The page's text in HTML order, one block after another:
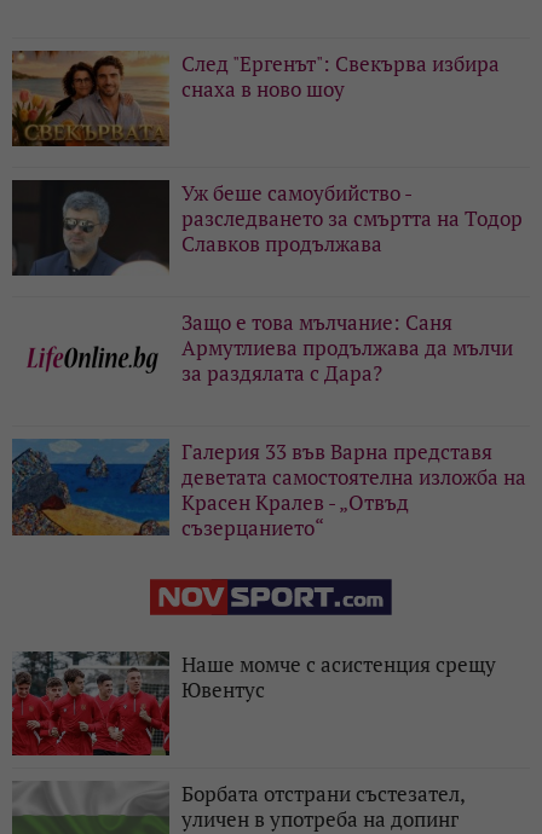
След "Ергенът": Свекърва избира
снаха в ново шоу
Уж беше самоубийство -
разследването за смъртта на Тодор
Славков продължава
Защо е това мълчание: Саня
Армутлиева продължава да мълчи
за раздялата с Дара?
Галерия 33 във Варна представя
деветата самостоятелна изложба на
Красен Кралев - „Отвъд
съзерцанието“
Наше момче с асистенция срещу
Ювентус
Борбата отстрани състезател,
уличен в употреба на допинг